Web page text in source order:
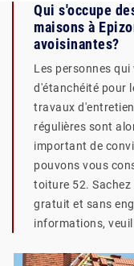
Qui s'occupe
maisons à
avoisinantes?
Les personnes
d'étanchéité pour
travaux
régulières sont
important de
pouvons vous
toiture 52.
gratuit et sans
informations,